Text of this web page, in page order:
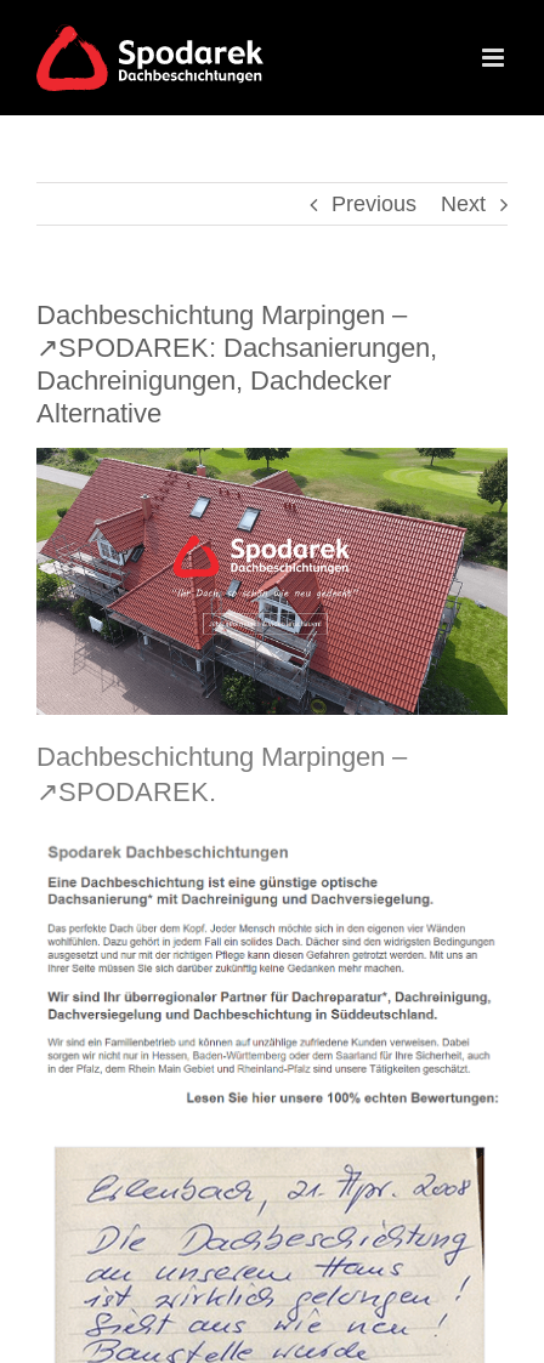
content
Previous Next
Dachbeschichtung Marpingen –
↗️SPODAREK: Dachsanierungen,
Dachreinigungen, Dachdecker
Alternative
Dachbeschichtung Marpingen –
↗️SPODAREK.